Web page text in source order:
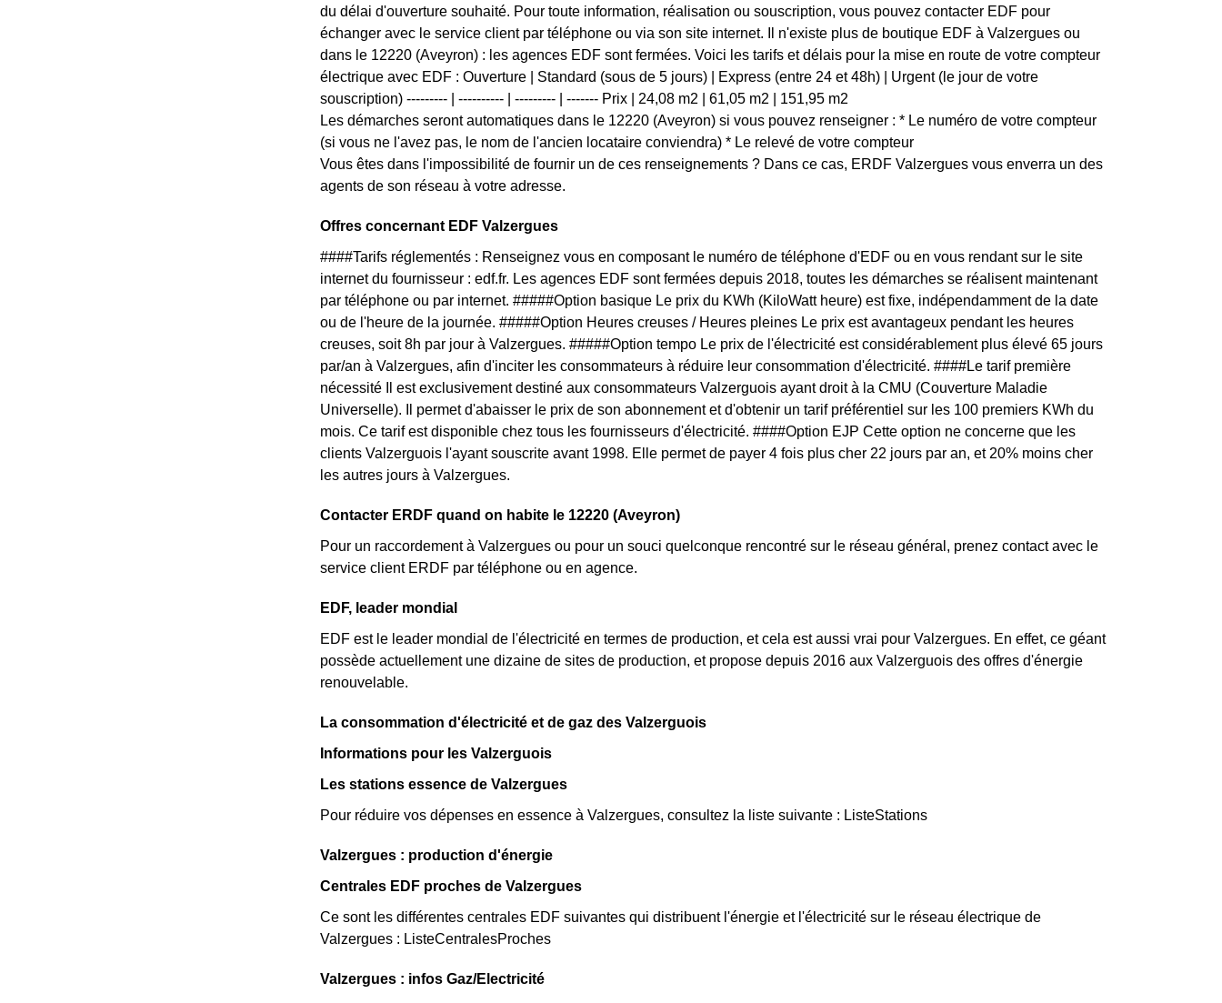
du délai d'ouverture souhaité. Pour toute information, réalisation ou souscription, vous pouvez contacter EDF pour
échanger avec le service client par téléphone ou via son site internet. Il n'existe plus de boutique EDF à Valzergues ou
dans le 12220 (Aveyron) : les agences EDF sont fermées. Voici les tarifs et délais pour la mise en route de votre compteur
électrique avec EDF : Ouverture | Standard (sous de 5 jours) | Express (entre 24 et 48h) | Urgent (le jour de votre
souscription) --------- | ---------- | --------- | ------- Prix | 24,08 m2 | 61,05 m2 | 151,95 m2
Les démarches seront automatiques dans le 12220 (Aveyron) si vous pouvez renseigner : * Le numéro de votre compteur
(si vous ne l'avez pas, le nom de l'ancien locataire conviendra) * Le relevé de votre compteur
Vous êtes dans l'impossibilité de fournir un de ces renseignements ? Dans ce cas, ERDF Valzergues vous enverra un des
agents de son réseau à votre adresse.
Offres concernant EDF Valzergues
####Tarifs réglementés : Renseignez vous en composant le numéro de téléphone d'EDF ou en vous rendant sur le site
internet du fournisseur : edf.fr. Les agences EDF sont fermées depuis 2018, toutes les démarches se réalisent maintenant
par téléphone ou par internet. #####Option basique Le prix du KWh (KiloWatt heure) est fixe, indépendamment de la date
ou de l'heure de la journée. #####Option Heures creuses / Heures pleines Le prix est avantageux pendant les heures
creuses, soit 8h par jour à Valzergues. #####Option tempo Le prix de l'électricité est considérablement plus élevé 65 jours
par/an à Valzergues, afin d'inciter les consommateurs à réduire leur consommation d'électricité. ####Le tarif première
nécessité Il est exclusivement destiné aux consommateurs Valzerguois ayant droit à la CMU (Couverture Maladie
Universelle). Il permet d'abaisser le prix de son abonnement et d'obtenir un tarif préférentiel sur les 100 premiers KWh du
mois. Ce tarif est disponible chez tous les fournisseurs d'électricité. ####Option EJP Cette option ne concerne que les
clients Valzerguois l'ayant souscrite avant 1998. Elle permet de payer 4 fois plus cher 22 jours par an, et 20% moins cher
les autres jours à Valzergues.
Contacter ERDF quand on habite le 12220 (Aveyron)
Pour un raccordement à Valzergues ou pour un souci quelconque rencontré sur le réseau général, prenez contact avec le
service client ERDF par téléphone ou en agence.
EDF, leader mondial
EDF est le leader mondial de l'électricité en termes de production, et cela est aussi vrai pour Valzergues. En effet, ce géant
possède actuellement une dizaine de sites de production, et propose depuis 2016 aux Valzerguois des offres d'énergie
renouvelable.
La consommation d'électricité et de gaz des Valzerguois
Informations pour les Valzerguois
Les stations essence de Valzergues
Pour réduire vos dépenses en essence à Valzergues, consultez la liste suivante : ListeStations
Valzergues : production d'énergie
Centrales EDF proches de Valzergues
Ce sont les différentes centrales EDF suivantes qui distribuent l'énergie et l'électricité sur le réseau électrique de
Valzergues : ListeCentralesProches
Valzergues : infos Gaz/Electricité